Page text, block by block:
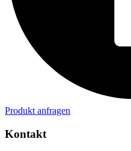
Produkt anfragen
Kontakt